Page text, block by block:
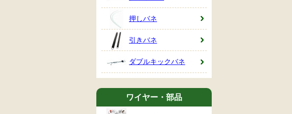
押しバネ
引きバネ
ダブルキックバネ
ワイヤー・部品